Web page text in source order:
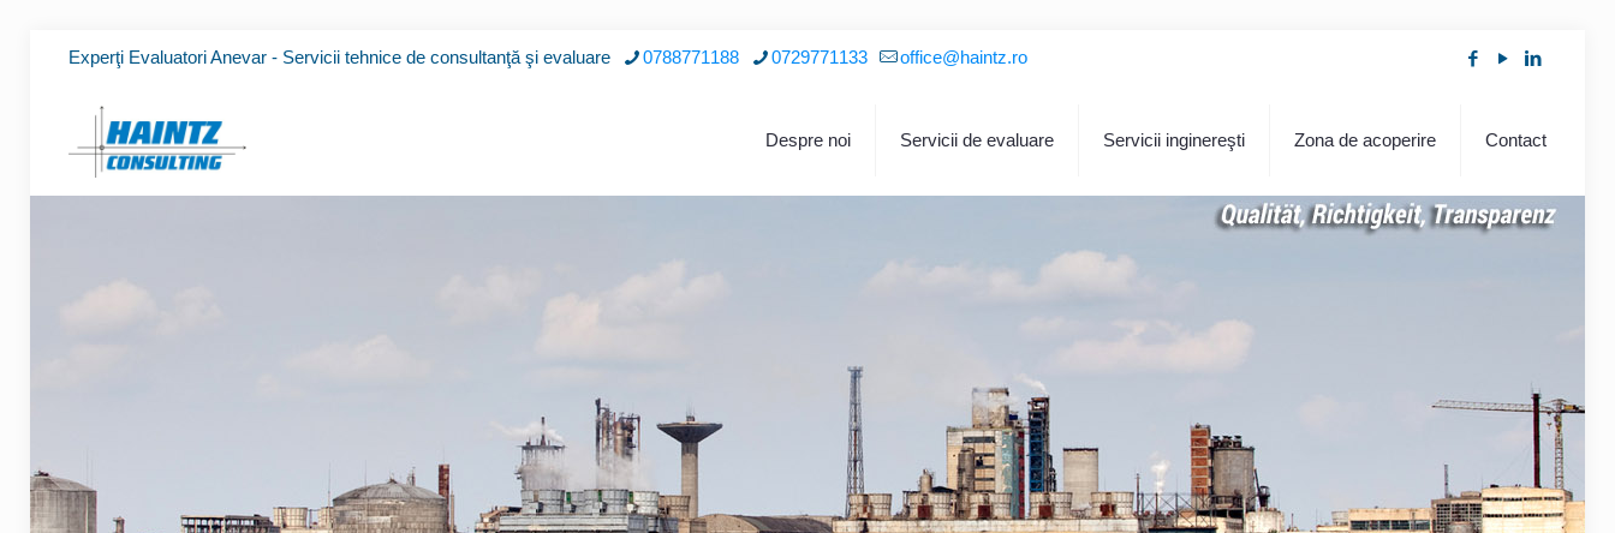
Experţi Evaluatori Anevar - Servicii tehnice de consultanţă şi evaluare 0788771188 0729771133 office@haintz.ro
Despre noi Servicii de evaluare Servicii inginereşti Zona de acoperire Contact